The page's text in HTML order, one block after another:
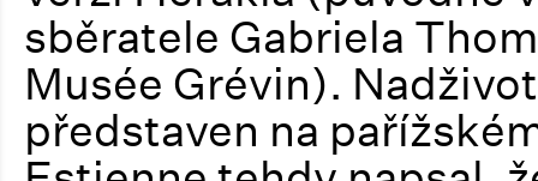
sběratele Gabriela
Musée Grévin).
představen na